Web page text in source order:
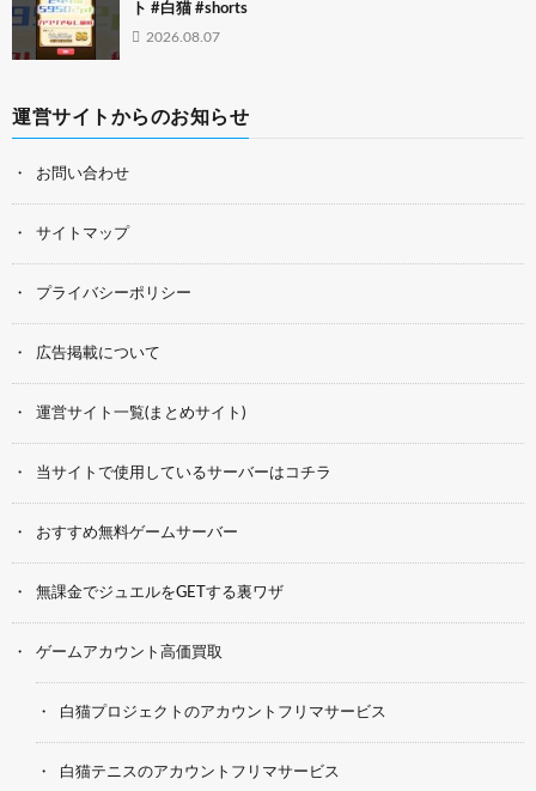
ト #白猫 #shorts
2026.08.07
運営サイトからのお知らせ
お問い合わせ
サイトマップ
プライバシーポリシー
広告掲載について
運営サイト一覧(まとめサイト)
当サイトで使用しているサーバーはコチラ
おすすめ無料ゲームサーバー
無課金でジュエルをGETする裏ワザ
ゲームアカウント高価買取
白猫プロジェクトのアカウントフリマサービス
白猫テニスのアカウントフリマサービス